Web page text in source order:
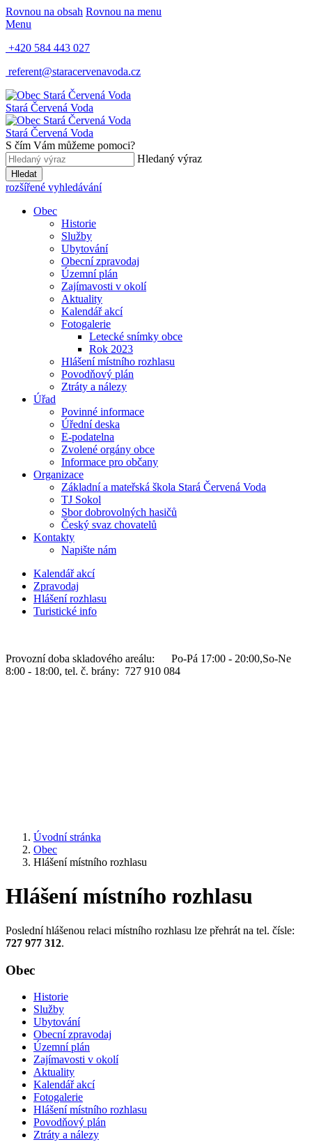
Rovnou na obsah Rovnou na menu
Menu
+420 584 443 027
referent@staracervenavoda.cz
Stará Červená Voda
Stará Červená Voda
S čím Vám můžeme pomoci?
Hledaný výraz
Hledat
rozšířené vyhledávání
Obec
Historie
Služby
Ubytování
Obecní zpravodaj
Územní plán
Zajímavosti v okolí
Aktuality
Kalendář akcí
Fotogalerie
Letecké snímky obce
Rok 2023
Hlášení místního rozhlasu
Povodňový plán
Ztráty a nálezy
Úřad
Povinné informace
Úřední deska
E-podatelna
Zvolené orgány obce
Informace pro občany
Organizace
Základní a mateřská škola Stará Červená Voda
TJ Sokol
Sbor dobrovolných hasičů
Český svaz chovatelů
Kontakty
Napište nám
Kalendář akcí
Zpravodaj
Hlášení rozhlasu
Turistické info
Provozní doba skladového areálu: Po-Pá 17:00 - 20:00,So-Ne
8:00 - 18:00, tel. č. brány: 727 910 084
Úvodní stránka
Obec
Hlášení místního rozhlasu
Hlášení místního rozhlasu
Poslední hlášenou relaci místního rozhlasu lze přehrát na tel. čísle:
727 977 312.
Obec
Historie
Služby
Ubytování
Obecní zpravodaj
Územní plán
Zajímavosti v okolí
Aktuality
Kalendář akcí
Fotogalerie
Hlášení místního rozhlasu
Povodňový plán
Ztráty a nálezy